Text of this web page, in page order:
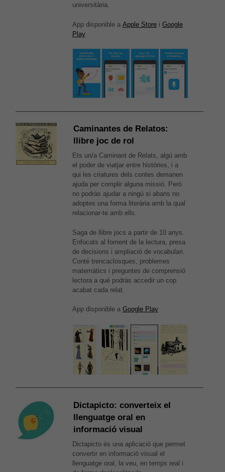
universitària.
App disponible a Apple Storei Google
Play
Caminantes de Relatos:
llibre joc de rol
Ets un/a Caminant de Relats, algú amb
el poder de viatjar entre històries, i a
qui les criatures dels contes demanen
ajuda per complir alguna missió. Però
no podràs ajudar a ningú si abans no
adoptes una forma literària amb la qual
relacionar-te amb ells.
Saga de llibre jocs a partir de 10 anys.
Enfocats al foment de la lectura, presa
de decisions i ampliació de vocabulari.
Conté trencaclosques, problemes
matemàtics i preguntes de comprensió
lectora a què podràs accedir un cop
acabat cada relat.
App disponible a Google Play
Dictapicto: converteix el
llenguatge oral en
informació visual
Dictapicto és una aplicació que permet
convertir en informació visual el
llenguatge oral, la veu, en temps real i